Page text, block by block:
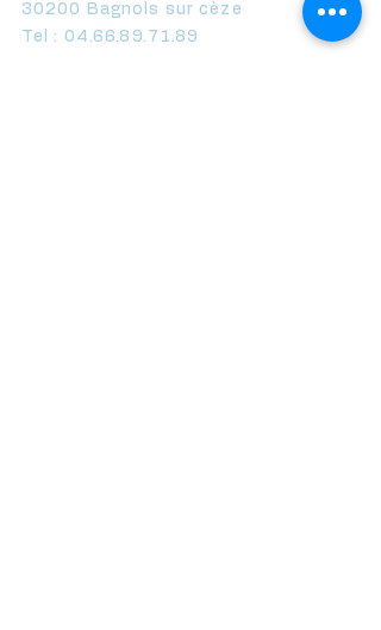
30200 Bagnols sur cèze
Tel : 04.66.89.71.89